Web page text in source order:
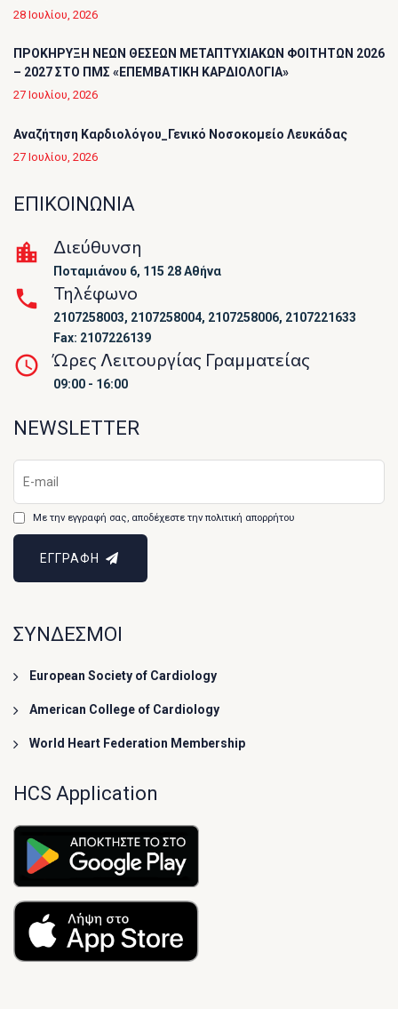
28 Ιουλίου, 2026
ΠΡΟΚΗΡΥΞΗ ΝΕΩΝ ΘΕΣΕΩΝ ΜΕΤΑΠΤΥΧΙΑΚΩΝ ΦΟΙΤΗΤΩΝ 2026
– 2027 ΣΤΟ ΠΜΣ «ΕΠΕΜΒΑΤΙΚΗ ΚΑΡΔΙΟΛΟΓΙΑ»
27 Ιουλίου, 2026
Αναζήτηση Καρδιολόγου_Γενικό Νοσοκομείο Λευκάδας
27 Ιουλίου, 2026
ΕΠΙΚΟΙΝΩΝΙΑ
Διεύθυνση
Ποταμιάνου 6, 115 28 Αθήνα
Τηλέφωνο
2107258003, 2107258004, 2107258006, 2107221633
Fax: 2107226139
Ώρες Λειτουργίας Γραμματείας
09:00 - 16:00
NEWSLETTER
Με την εγγραφή σας, αποδέχεστε την πολιτική απορρήτου
ΕΓΓΡΑΦΗ
ΣΥΝΔΕΣΜΟΙ
European Society of Cardiology
American College of Cardiology
World Heart Federation Membership
HCS Application